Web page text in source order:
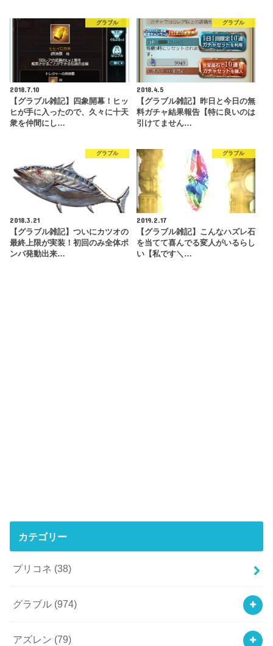
グラブル
2018.7.10
【グラブル雑記】四象開幕！ヒッ
ヒが手に入ったので、久々に十天
衆を仲間にし…
グラブル
2018.4.5
【グラブル雑記】昨日と今日の無
料ガチャ結果報告【特に良いのは
引けてません…
グラブル
2018.3.21
【グラブル雑記】ついにカツオの
最終上限が実装！初回のみ全体ポ
ンバ発動出来…
グラブル
2019.2.17
【グラブル雑記】こんなハズレ石
を当てて喜んでる変人がいるらし
い【私です＼…
カテゴリー
プリコネ (38)
グラブル (974)
アズレン (79)